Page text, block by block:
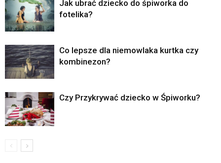
Jak ubrać dziecko do śpiworka do
fotelika?
Co lepsze dla niemowlaka kurtka czy
kombinezon?
Czy Przykrywać dziecko w Śpiworku?